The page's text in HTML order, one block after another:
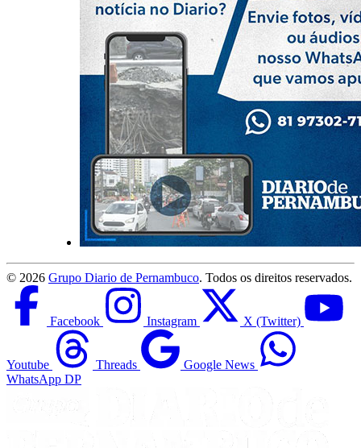
© 2026 Grupo Diario de Pernambuco. Todos os direitos reservados.
Facebook Instagram X (Twitter)
Youtube Threads
Google News
WhatsApp DP